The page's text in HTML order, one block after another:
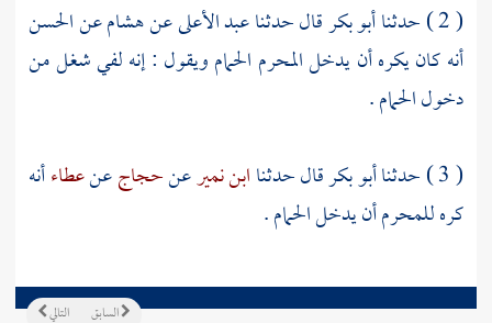
( 2 ) حدثنا
أبو بكرقال حدثناعبد الأعلىعنهشامعنالحسن
أنه كان يكره أن يدخل المحرم الحمام ويقول : إنه لفي شغل من
دخول الحمام .
( 3 ) حدثنا
أبو بكرقال حدثناابن نميرعنحجاجعنعطاءأنه
كره للمحرم أن يدخل الحمام .
التالي السابق